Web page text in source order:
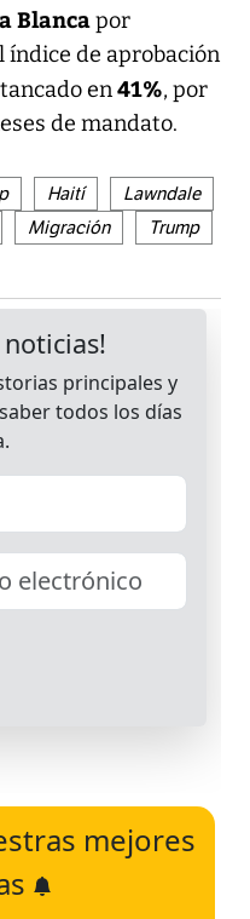
Blancapor
índice de aprobación
en41%, por
de mandato.
Haití
Lawndale
Migración
Trump
mejores